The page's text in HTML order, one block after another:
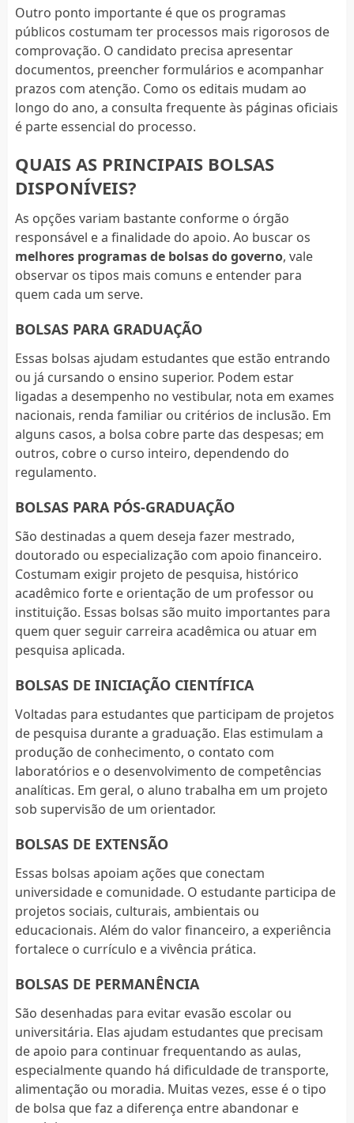
Outro ponto importante é que os programas
públicos costumam ter processos mais rigorosos de
comprovação. O candidato precisa apresentar
documentos, preencher formulários e acompanhar
prazos com atenção. Como os editais mudam ao
longo do ano, a consulta frequente às páginas oficiais
é parte essencial do processo.
QUAIS AS PRINCIPAIS BOLSAS
DISPONÍVEIS?
As opções variam bastante conforme o órgão
responsável e a finalidade do apoio. Ao buscar os
melhores programas de bolsas do governo, vale
observar os tipos mais comuns e entender para
quem cada um serve.
BOLSAS PARA GRADUAÇÃO
Essas bolsas ajudam estudantes que estão entrando
ou já cursando o ensino superior. Podem estar
ligadas a desempenho no vestibular, nota em exames
nacionais, renda familiar ou critérios de inclusão. Em
alguns casos, a bolsa cobre parte das despesas; em
outros, cobre o curso inteiro, dependendo do
regulamento.
BOLSAS PARA PÓS-GRADUAÇÃO
São destinadas a quem deseja fazer mestrado,
doutorado ou especialização com apoio financeiro.
Costumam exigir projeto de pesquisa, histórico
acadêmico forte e orientação de um professor ou
instituição. Essas bolsas são muito importantes para
quem quer seguir carreira acadêmica ou atuar em
pesquisa aplicada.
BOLSAS DE INICIAÇÃO CIENTÍFICA
Voltadas para estudantes que participam de projetos
de pesquisa durante a graduação. Elas estimulam a
produção de conhecimento, o contato com
laboratórios e o desenvolvimento de competências
analíticas. Em geral, o aluno trabalha em um projeto
sob supervisão de um orientador.
BOLSAS DE EXTENSÃO
Essas bolsas apoiam ações que conectam
universidade e comunidade. O estudante participa de
projetos sociais, culturais, ambientais ou
educacionais. Além do valor financeiro, a experiência
fortalece o currículo e a vivência prática.
BOLSAS DE PERMANÊNCIA
São desenhadas para evitar evasão escolar ou
universitária. Elas ajudam estudantes que precisam
de apoio para continuar frequentando as aulas,
especialmente quando há dificuldade de transporte,
alimentação ou moradia. Muitas vezes, esse é o tipo
de bolsa que faz a diferença entre abandonar e